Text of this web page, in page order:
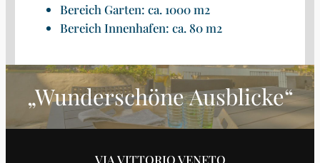
Bereich Garten: ca. 1000 m2
Bereich Innenhafen: ca. 80 m2
„Wunderschöne Ausblicke“
VIA VITTORIO VENETO